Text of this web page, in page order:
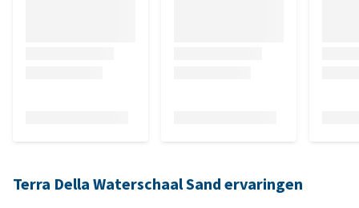
Terra Della Waterschaal Sand ervaringen